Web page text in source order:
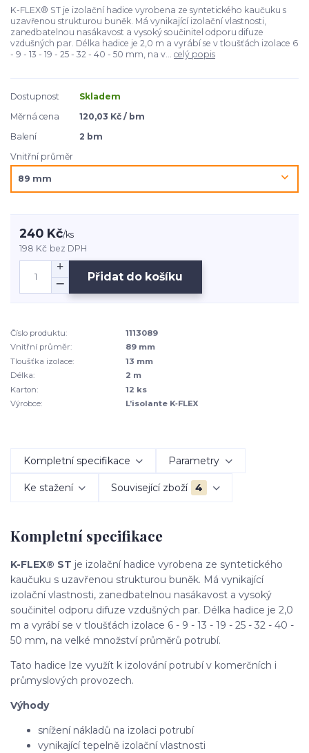
K-FLEX® ST je izolační hadice vyrobena ze syntetického kaučuku s
uzavřenou strukturou buněk. Má vynikající izolační vlastnosti,
zanedbatelnou nasákavost a vysoký součinitel odporu difuze
vzdušných par. Délka hadice je 2,0 m a vyrábí se v tloušťách izolace 6
- 9 - 13 - 19 - 25 - 32 - 40 - 50 mm, na v... celý popis
Dostupnost
Skladem
Měrná cena
120,03 Kč / bm
Balení
2 bm
Vnitřní průměr
240 Kč/ks
198 Kč bez DPH
Přidat do košíku
Číslo produktu:
1113089
Vnitřní průměr:
89 mm
Tloušťka izolace:
13 mm
Délka:
2 m
Karton:
12 ks
Výrobce:
L’isolante K‑FLEX
Kompletní specifikace Parametry
Ke stažení Související zboží 4
Kompletní specifikace
K-FLEX® ST je izolační hadice vyrobena ze syntetického
kaučuku s uzavřenou strukturou buněk. Má vynikající
izolační vlastnosti, zanedbatelnou nasákavost a vysoký
součinitel odporu difuze vzdušných par. Délka hadice je 2,0
m a vyrábí se v tloušťách izolace 6 - 9 - 13 - 19 - 25 - 32 - 40 -
50 mm, na velké množství průměrů potrubí.
Tato hadice lze využít k izolování potrubí v komerčních i
průmyslových provozech.
Výhody
snížení nákladů na izolaci potrubí
vynikající tepelně izolační vlastnosti